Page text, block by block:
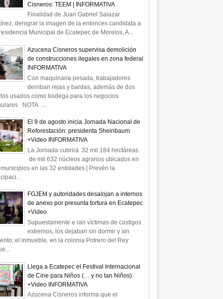
Cisneros: TEEM | INFORMATIVA
Finalidad de Juan Gabriel Salazar
denigrar la imagen de la entonces candidata a
Municipal de Ecatepec de Morelos, A...
Azucena Cisneros supervisa demolición
de construcciones ilegales en zona federal
INFORMATIVA
Con maquinaria pesada, trabajadores
derriban rejas y bardas, además de dos
usados como bodega para los negocios
NOTA ...
El 9 de agosto inicia Jornada Nacional de
Reforestación: presidenta Sheinbaum
+Video INFORMATIVA
La Jornada cubrirá 32 mil 184 hectáreas
de mil 632 núcleos agrarios ubicados en
en las 32 entidades | Prevén la
FGJEM y autoridades desalojan a internos
de anexo por presunta tortura en Ecatepec
+Video
Supuestamente e ran víctimas de castigos
extremos, los dejaban sin dormir y sin
el inmueble, en la colonia Potrero del Rey
Llega a Ecatepec el Festival Internacional
de Cine para Niños (… y no tan Niños)
+Video INFORMATIVA
Azucena Cisneros informa que el